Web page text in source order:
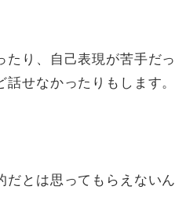
たり、自己表現が苦手だっ
せなかったりもします。
だとは思ってもらえないん